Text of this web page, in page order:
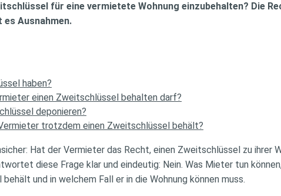
für eine vermietete Wohnung einzubehalten? Die
es Ausnahmen.
haben?
einen Zweitschlüssel behalten darf?
deponieren?
trotzdem einen Zweitschlüssel behält?
Hat der Vermieter das Recht, einen Zweitschlüssel zu ihrer
diese Frage klar und eindeutig: Nein. Was Mieter tun
und in welchem Fall er in die Wohnung können muss.